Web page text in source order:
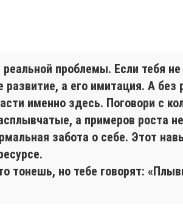
проблемы. Если тебя
а его имитация. А без
именно здесь. Поговори с
а примеров роста
забота о себе. Этот
но тебе говорят: